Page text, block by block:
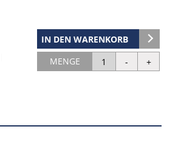
IN DEN WARENKORB
MENGE